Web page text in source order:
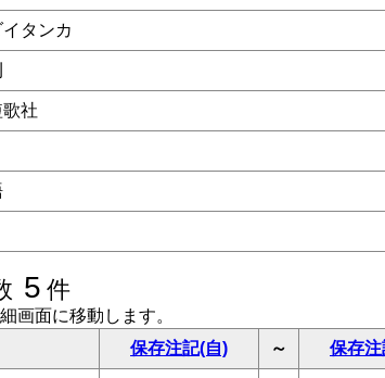
タンカ
社
5 件
画面に移動します。
保存注記(自) ～ 保存